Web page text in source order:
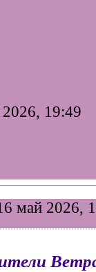
19:49
май 2026,